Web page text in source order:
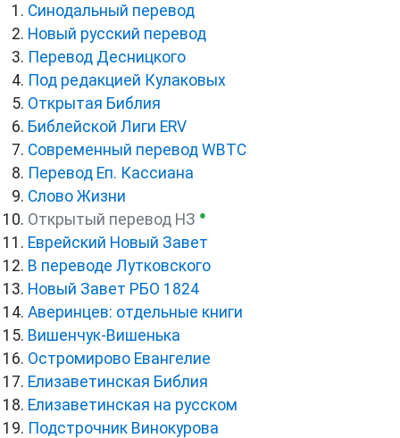
Синодальный перевод
Новый русский перевод
Перевод Десницкого
Под редакцией Кулаковых
Открытая Библия
Библейской Лиги ERV
Cовременный перевод WBTC
Перевод Еп. Кассиана
Слово Жизни
Открытый перевод НЗ ●
Еврейский Новый Завет
В переводе Лутковского
Новый Завет РБО 1824
Аверинцев: отдельные книги
Вишенчук-Вишенька
Остромирово Евангелие
Елизаветинская Библия
Елизаветинская на русском
Подстрочник Винокурова